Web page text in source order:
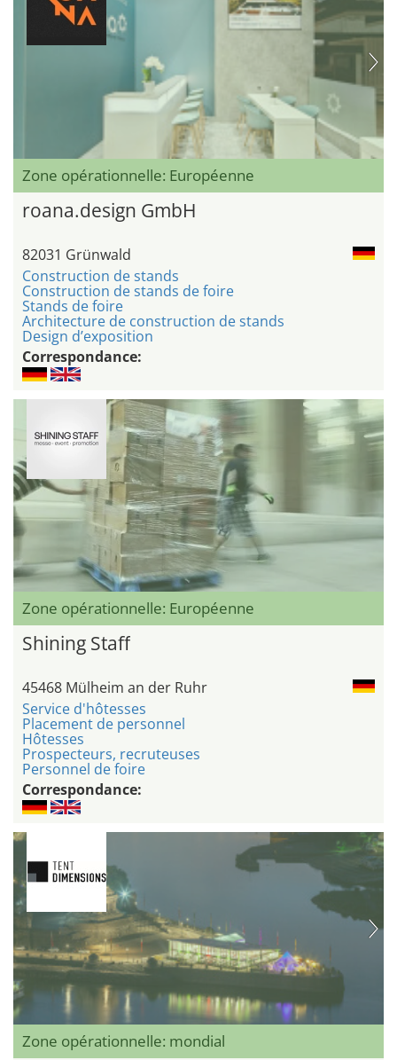
Zone opérationnelle: Européenne
roana.design GmbH
82031 Grünwald
Construction de stands
Construction de stands de foire
Stands de foire
Architecture de construction de stands
Design d’exposition
Correspondance:
Zone opérationnelle: Européenne
Shining Staff
45468 Mülheim an der Ruhr
Service d'hôtesses
Placement de personnel
Hôtesses
Prospecteurs, recruteuses
Personnel de foire
Correspondance:
Zone opérationnelle: mondial